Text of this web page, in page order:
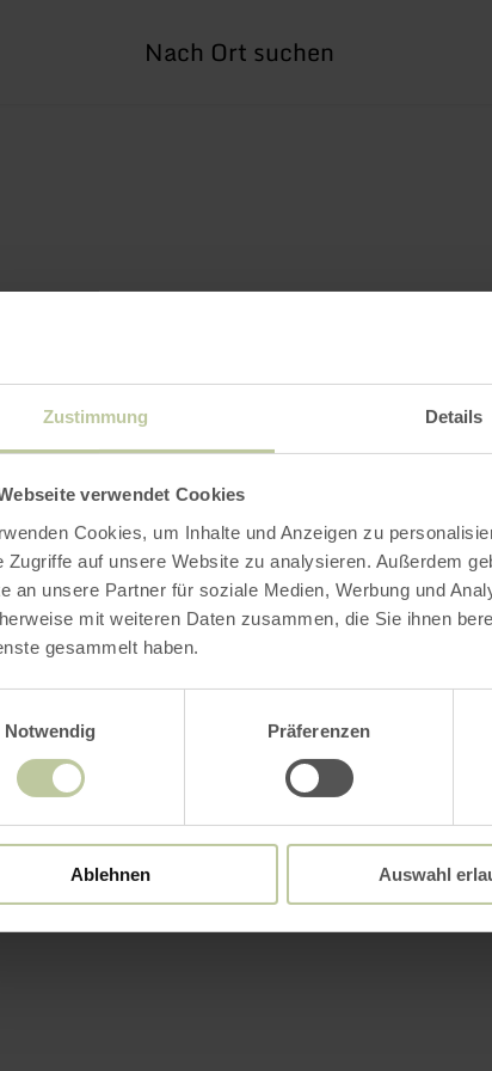
Zustimmung Details
verwendet Cookies
Cookies, um Inhalte und Anzeigen zu
Zugriffe auf unsere Website zu analysieren. Außerdem
an unsere Partner für soziale Medien, Werbung und
mit weiteren Daten zusammen, die Sie ihnen
gesammelt haben.
Notwendig
Präferenzen
Ablehnen Auswahl
suche